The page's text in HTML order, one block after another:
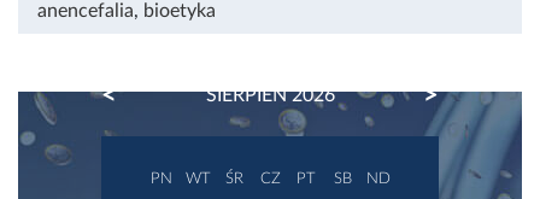
anencefalia, bioetyka
SIERPIEŃ 2026
PREVIOUS NEXT
PN WT ŚR CZ PT SB ND